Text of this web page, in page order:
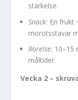
stärkelse.
Snack: En frukt
morotsstavar
Rörelse: 10–15
måltider.
Vecka 2 –